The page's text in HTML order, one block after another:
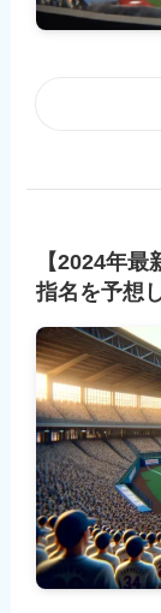
【2024年
指名を予想